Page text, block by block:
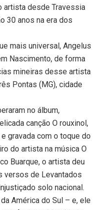
artista desde Travessia
30 anos na era dos
mais universal, Angelus
Nascimento, de forma
mineiras desse artista
Pontas (MG), cidade
no álbum,
canção O rouxinol,
gravada com o toque do
do artista na música O
Buarque, o artista deu
versos de Levantados
solo nacional.
América do Sul – e, ele